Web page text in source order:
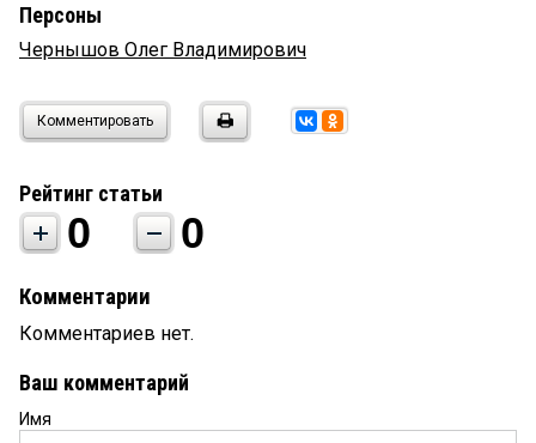
Персоны
Чернышов Олег Владимирович
Комментировать
Рейтинг статьи
0 0
Комментарии
Комментариев нет.
Ваш комментарий
Имя